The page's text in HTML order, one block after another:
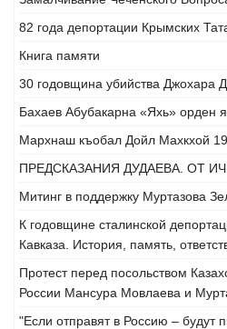
82 года депортации Крымских
Книга памяти
30 годовщина убийства Джохара
Бахаев Абубакарна «Яхь» орден
Мархнаш къобал Дойл Махкхой
ПРЕДСКАЗАНИЯ ДУДАЕВА. ОТ
Митинг в поддержку Муртазова
К годовщине сталинской
Кавказа. История, память,
Протест перед посольством
России Мансура Мовлаева и
"Если отправят в Россию – будут